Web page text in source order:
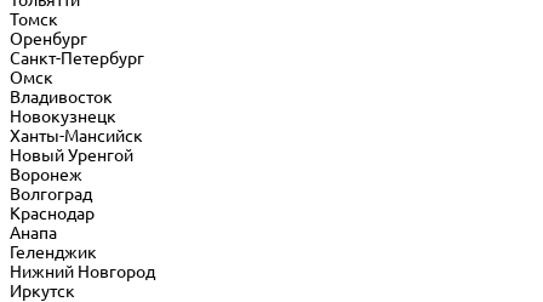
Томск
Оренбург
Санкт-Петербург
Омск
Владивосток
Новокузнецк
Ханты-Мансийск
Новый Уренгой
Воронеж
Волгоград
Краснодар
Анапа
Геленджик
Нижний Новгород
Иркутск